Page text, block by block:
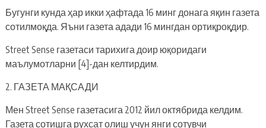
Бугунги кунда ҳар икки ҳафтада 16 минг донага яқин газета
сотилмоқда. Яъни газета адади 16 мингдан ортиқроқдир.
Street Sense газетаси тарихига доир юқоридаги
маълумотларни [4]-дан келтирдим.
2. ГАЗЕТА МАҚСАДИ
Мен Street Sense газетасига 2012 йил октябрида келдим.
Газета сотишга рухсат олиш учун янги сотувчи